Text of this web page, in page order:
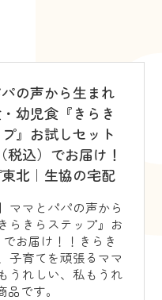
の声から生まれ
幼児食『きらき
』お試しセット
税込）でお届け！
東北｜生協の宅配
ママとパパの声から
らきらステップ』お
お届け！！きらき
子育てを頑張るママ
うれしい、私もうれ
です。